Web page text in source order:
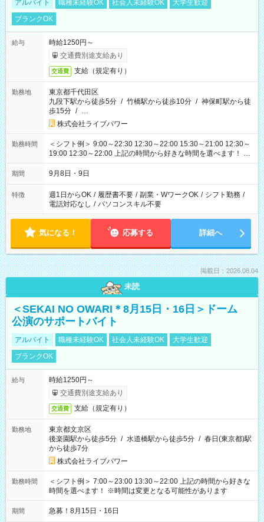
アルバイト 職種未経験OK 社会人未経験OK
大学生歓迎
ブランクOK
給与
時給1250円～
交通費別途支給あり
交通費 支給（規定有り）
勤務地
東京都千代田区
九段下駅から徒歩5分 / 竹橋駅から徒歩10分 / 神保町駅から徒
歩15分 / …
株式会社ライブパワー
勤務時間
＜シフト例＞ 9:00～22:30 12:30～22:00 15:30～21:00 12:30～
19:00 12:30～22:00 上記の時間から好きな時間を選べます！ ※
時間は変更となる可能性があります
期間 9月8日・9日
特徴 週1日からOK / 履歴書不要 / 副業・WワークOK / シフト勤務 /
電話対応なし / パソコンスキル不要
気になる！ 応募する 詳細へ
掲載日：2026.08.04
未読
＜SEKAI NO OWARI＊8月15日・16日＞ドーム
公演のサポートバイト
アルバイト 職種未経験OK 社会人未経験OK
大学生歓迎
ブランクOK
給与
時給1250円～
交通費別途支給あり
交通費 支給（規定有り）
勤務地
東京都文京区
後楽園駅から徒歩5分 / 水道橋駅から徒歩5分 / 春日(東京都)駅
から徒歩7分
株式会社ライブパワー
勤務時間
＜シフト例＞ 7:00～23:00 13:30～22:00 上記の時間から好きな
時間を選べます！ ※時間は変更となる可能性があります
期間 急募！8月15日・16日